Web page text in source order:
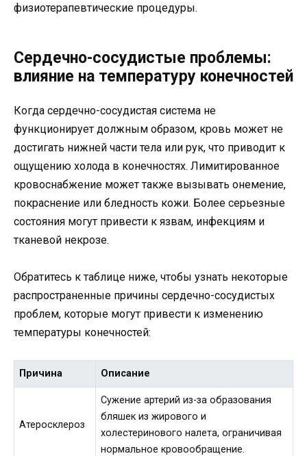
физиотерапевтические процедуры.
Сердечно-сосудистые проблемы:
влияние на температуру конечностей
Когда сердечно-сосудистая система не
функционирует должным образом, кровь может не
достигать нижней части тела или рук, что приводит к
ощущению холода в конечностях. Лимитированное
кровоснабжение может также вызывать онемение,
покраснение или бледность кожи. Более серьезные
состояния могут привести к язвам, инфекциям и
тканевой некрозе.
Обратитесь к таблице ниже, чтобы узнать некоторые
распространенные причины сердечно-сосудистых
проблем, которые могут привести к изменению
температуры конечностей:
Причина Описание
Атеросклероз
Сужение артерий из-за образования
бляшек из жирового и
холестеринового налета, ограничивая
нормальное кровообращение.